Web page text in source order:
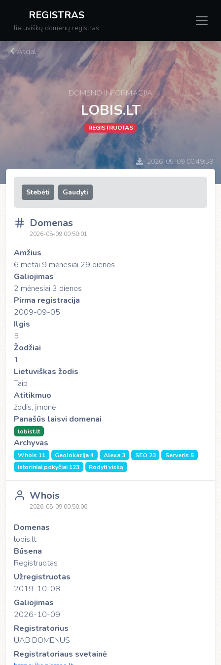
REGISTRAS
lietuviškų domenų registras
Atgal
DOMENO INFORMACIJA
LOBIS.LT
REGISTRUOTAS
2026-05-09 00:49:59
Stebėti Gaudyti
Domenas
2026-05-09 00:50:01
Amžius
6 metai 9 mėnesiai 29 dienos
Galiojimas
2 mėnesiai 3 dienos
Pirma registracija
2009-09-05
Ilgis
5
Žodžiai
1
Lietuviškas žodis
Taip
Atitikmuo
žodis, įmonė
Panašūs laisvi domenai
lobist.lt
Archyvas
Whois 11 Geolokacija 4 Alexa 3 SEO 23
Serveris 5
Istoriniai pokyčiai 123
Rodyti viską
Whois
2026-05-09 00:50:06
Domenas
lobis.lt
Būsena
Registruotas
Užregistruotas
2019-10-08
Galiojimas
2026-10-09
Registratorius
UAB DOMENUS
Registratoriaus svetainė